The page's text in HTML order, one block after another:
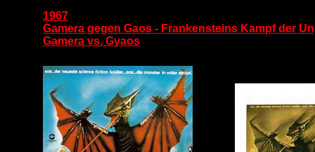
1967
Gamera gegen Gaos - Frankensteins Kampf der
Gamera vs. Gyaos